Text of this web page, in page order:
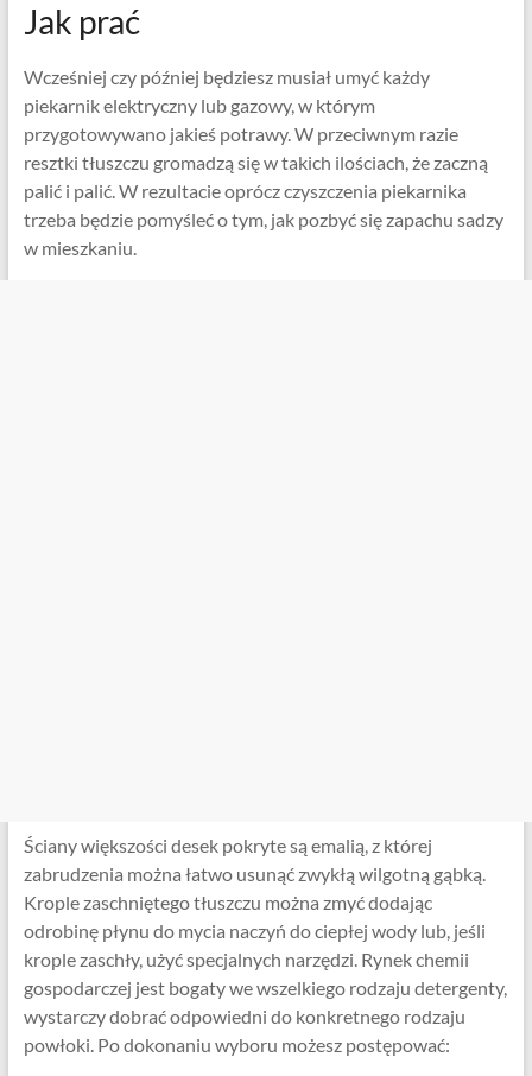
Jak prać
Wcześniej czy później będziesz musiał umyć każdy
piekarnik elektryczny lub gazowy, w którym
przygotowywano jakieś potrawy. W przeciwnym razie
resztki tłuszczu gromadzą się w takich ilościach, że zaczną
palić i palić. W rezultacie oprócz czyszczenia piekarnika
trzeba będzie pomyśleć o tym, jak pozbyć się zapachu sadzy
w mieszkaniu.
Ściany większości desek pokryte są emalią, z której
zabrudzenia można łatwo usunąć zwykłą wilgotną gąbką.
Krople zaschniętego tłuszczu można zmyć dodając
odrobinę płynu do mycia naczyń do ciepłej wody lub, jeśli
krople zaschły, użyć specjalnych narzędzi. Rynek chemii
gospodarczej jest bogaty we wszelkiego rodzaju detergenty,
wystarczy dobrać odpowiedni do konkretnego rodzaju
powłoki. Po dokonaniu wyboru możesz postępować: